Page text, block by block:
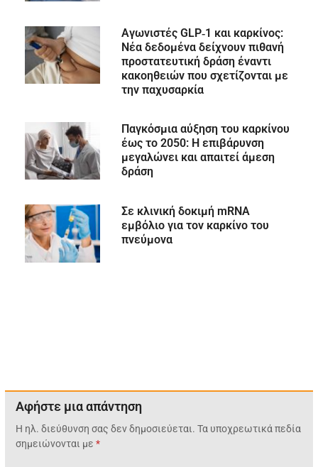
Αγωνιστές GLP‑1 και καρκίνος:
Νέα δεδομένα δείχνουν πιθανή
προστατευτική δράση έναντι
κακοηθειών που σχετίζονται με
την παχυσαρκία
Παγκόσμια αύξηση του καρκίνου
έως το 2050: Η επιβάρυνση
μεγαλώνει και απαιτεί άμεση
δράση
Σε κλινική δοκιμή mRNA
εμβόλιο για τον καρκίνο του
πνεύμονα
Αφήστε μια απάντηση
Η ηλ. διεύθυνση σας δεν δημοσιεύεται. Τα υποχρεωτικά πεδία
σημειώνονται με*